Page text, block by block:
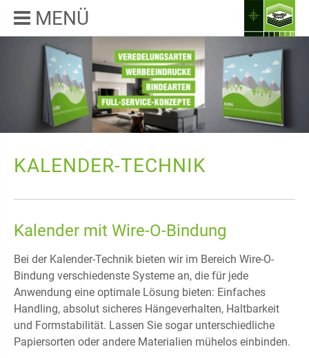
MENÜ
KALENDER-TECHNIK
Kalender mit Wire-O-Bindung
Bei der Kalender-Technik bieten wir im Bereich Wire-O-
Bindung verschiedenste Systeme an, die für jede
Anwendung eine optimale Lösung bieten: Einfaches
Handling, absolut sicheres Hängeverhalten, Haltbarkeit
und Formstabilität. Lassen Sie sogar unterschiedliche
Papiersorten oder andere Materialien mühelos einbinden.